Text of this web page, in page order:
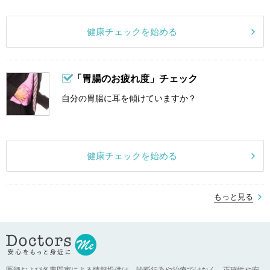
健康チェックを始める
「胃腸のお疲れ度」チェック
自分の胃腸に耳を傾けていますか？
健康チェックを始める
もっと見る